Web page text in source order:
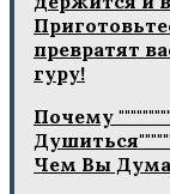
превратят
гуру!
Почему
Чем Вы